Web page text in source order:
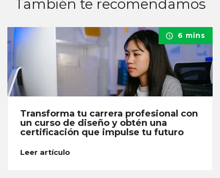
También te recomendamos
6 mins
Transforma tu carrera profesional con
un curso de diseño y obtén una
certificación que impulse tu futuro
Leer artículo